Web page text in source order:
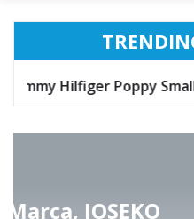
Bolso Totes para